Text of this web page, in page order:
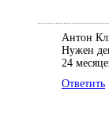
Антон
Нужен
24
Ответить